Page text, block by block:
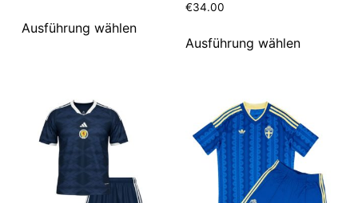
Ausführung wählen
€34.00
Ausführung wählen